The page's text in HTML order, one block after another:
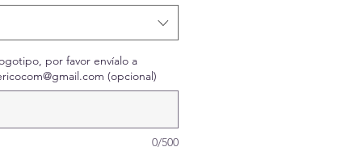
por favor envíalo a
(opcional)
0/500